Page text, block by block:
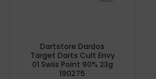
Dartstore Dardos
Target Darts Cult Envy
01 Swiis Point 90% 23g
190275